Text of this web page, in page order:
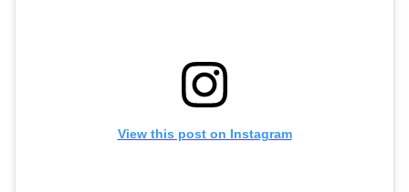
View this post on Instagram